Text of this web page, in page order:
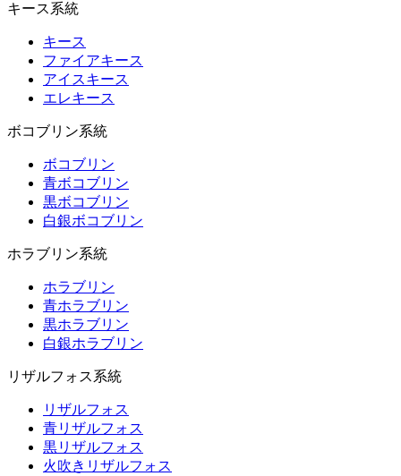
キース系統
キース
ファイアキース
アイスキース
エレキース
ボコブリン系統
ボコブリン
青ボコブリン
黒ボコブリン
白銀ボコブリン
ホラブリン系統
ホラブリン
青ホラブリン
黒ホラブリン
白銀ホラブリン
リザルフォス系統
リザルフォス
青リザルフォス
黒リザルフォス
火吹きリザルフォス